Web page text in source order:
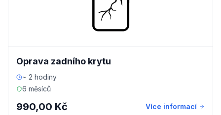
Oprava zadního krytu
~ 2 hodiny
6 měsíců
990,00 Kč Více informací